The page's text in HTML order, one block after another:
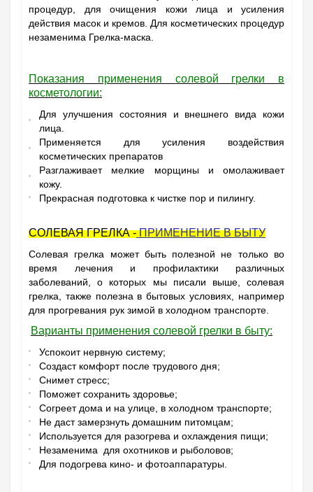
процедур, для очищения кожи лица и усиления
действия масок и кремов. Для косметических процедур
незаменима Грелка-маска.
Показания применения солевой грелки в
косметологии:
Для улучшения состояния и внешнего вида кожи
лица.
Применяется для усиления воздействия
косметических препаратов
Разглаживает мелкие морщины и омолаживает
кожу.
Прекрасная подготовка к чистке пор и пилингу.
СОЛЕВАЯ ГРЕЛКА -ПРИМЕНЕНИЕ В БЫТУ
Солевая грелка может быть полезной не только во
время лечения и профилактики различных
заболеваний, о которых мы писали выше, солевая
грелка, также полезна в бытовых условиях, например
для прогревания рук зимой в холодном транспорте.
Варианты применения солевой грелки в быту:
Успокоит нервную систему;
Создаст комфорт после трудового дня;
Снимет стресс;
Поможет сохранить здоровье;
Согреет дома и на улице, в холодном транспорте;
Не даст замерзнуть домашним питомцам;
Используется для разогрева и охлаждения пищи;
Незаменима для охотников и рыболовов;
Для подогрева кино- и фотоаппаратуры.